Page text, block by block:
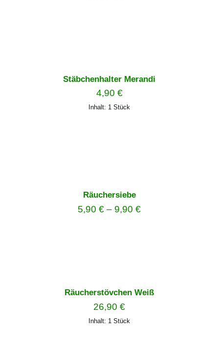
Stäbchenhalter Merandi
4,90 €
Inhalt: 1Stück
Räuchersiebe
5,90€ – 9,90€
Räucherstövchen Weiß
26,90€
Inhalt: 1Stück